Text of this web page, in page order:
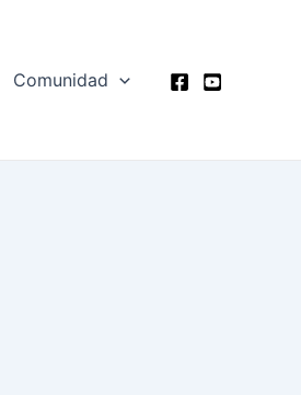
Comunidad